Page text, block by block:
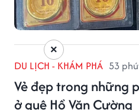
DU LỊCH - KHÁM PHÁ 53
Vẻ đẹp trong những
ở quê Hồ Văn Cường
×